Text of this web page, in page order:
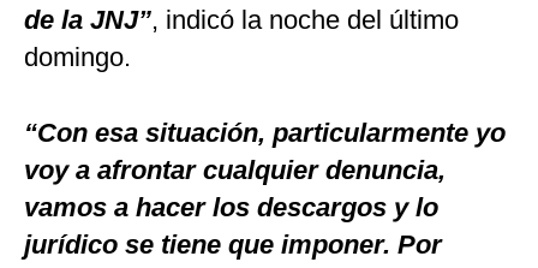
de la JNJ”, indicó la noche del último
domingo.
“Con esa situación, particularmente yo
voy a afrontar cualquier denuncia,
vamos a hacer los descargos y lo
jurídico se tiene que imponer. Por